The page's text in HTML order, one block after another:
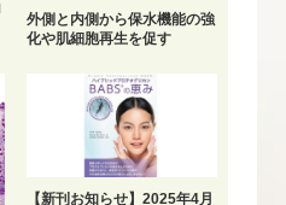
外側と内側から保水機能の強
化や肌細胞再生を促す
【新刊お知らせ】2025年4月